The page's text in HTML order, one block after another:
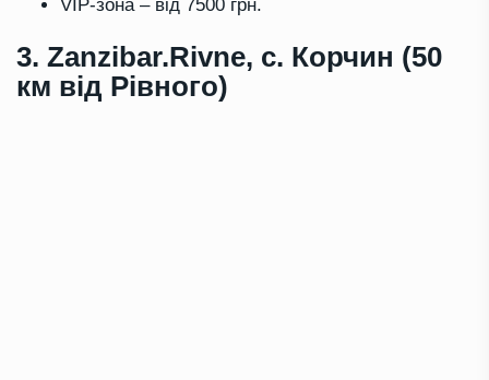
VIP-зона – від 7500 грн.
3. Zanzibar.Rivne, с. Корчин (50
км від Рівного)